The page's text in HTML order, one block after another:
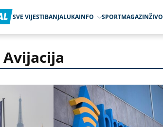
SVE VIJESTIBANJALUKAINFO SPORTMAGAZIN